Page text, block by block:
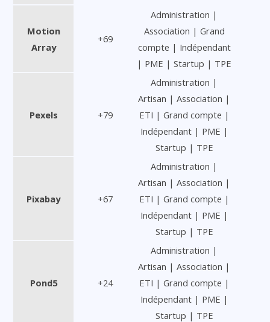
Motion
Array
+69
Administration |
Association | Grand
compte | Indépendant
| PME | Startup | TPE
Pexels +79
Administration |
Artisan | Association |
ETI | Grand compte |
Indépendant | PME |
Startup | TPE
Pixabay +67
Administration |
Artisan | Association |
ETI | Grand compte |
Indépendant | PME |
Startup | TPE
Pond5 +24
Administration |
Artisan | Association |
ETI | Grand compte |
Indépendant | PME |
Startup | TPE